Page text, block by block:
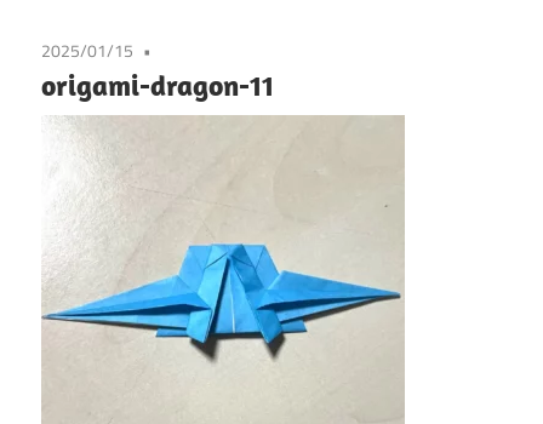
2025/01/15
origami-dragon-11